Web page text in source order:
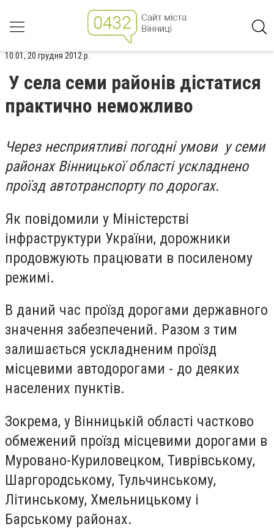
10:01, 20 грудня 2012 р.
У села семи районів дістатися
практично неможливо
Через несприятливі погодні умови у семи
районах Вінницької області ускладнено
проїзд автотранспорту по дорогах.
Як повідомили у Міністерстві
інфраструктури України, дорожники
продовжують працювати в посиленому
режимі.
В даний час проїзд дорогами державного
значення забезпечений. Разом з тим
залишається ускладненим проїзд
місцевими автодорогами - до деяких
населених пунктів.
Зокрема, у Вінницькій області частково
обмежений проїзд місцевими дорогами в
Муровано-Куриловецком, Тиврівському,
Шаргородському, Тульчинському,
Літинському, Хмельницькому і
Барському районах.